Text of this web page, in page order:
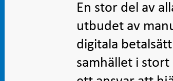
En stor del av
utbudet av
digitala
samhället i